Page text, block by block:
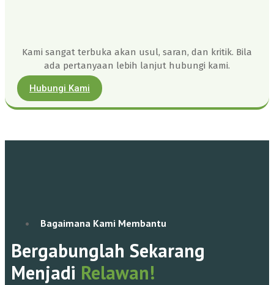
Kami sangat terbuka akan usul, saran, dan kritik. Bila
ada pertanyaan lebih lanjut hubungi kami.
Hubungi Kami
Bagaimana Kami Membantu
Bergabunglah Sekarang
Menjadi Relawan!